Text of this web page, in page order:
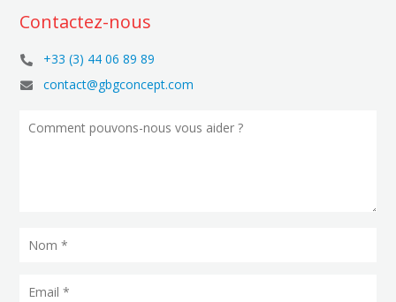
Contactez-nous
 +33 (3) 44 06 89 89
 contact@gbgconcept.com